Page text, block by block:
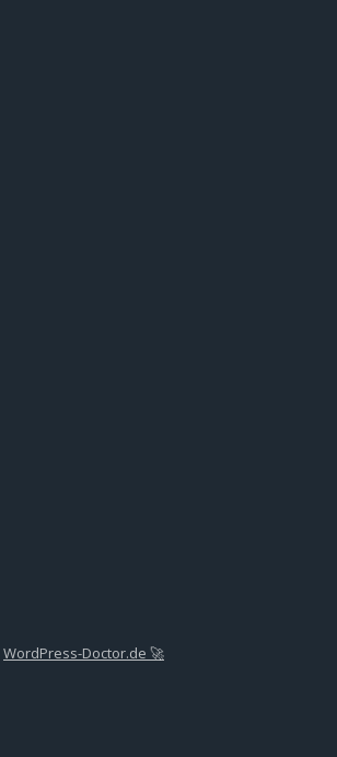
WordPress-Doctor.de 🚀